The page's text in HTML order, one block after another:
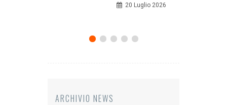
20 Luglio 2026
ARCHIVIO NEWS